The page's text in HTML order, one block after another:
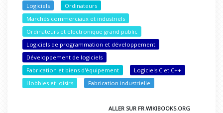
Logiciels
Ordinateurs
Marchés commerciaux et industriels
Ordinateurs et électronique grand public
Logiciels de programmation et développement
Développement de logiciels
Fabrication et biens d'équipement
Logiciels C et C++
Hobbies et loisirs
Fabrication industrielle
ALLER SUR FR.WIKIBOOKS.ORG